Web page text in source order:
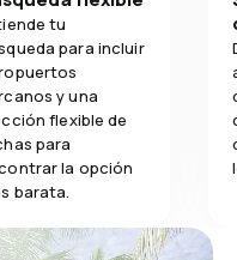
tu
para incluir
y una
flexible de
para
la opción
barata.